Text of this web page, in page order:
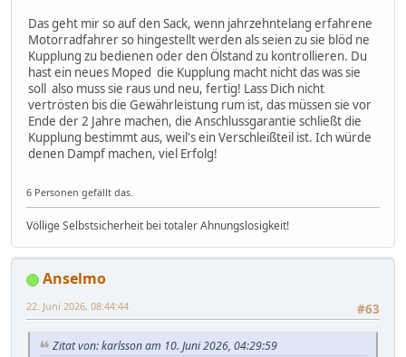
Das geht mir so auf den Sack, wenn jahrzehntelang erfahrene
Motorradfahrer so hingestellt werden als seien zu sie blöd ne
Kupplung zu bedienen oder den Ölstand zu kontrollieren. Du
hast ein neues Moped die Kupplung macht nicht das was sie
soll also muss sie raus und neu, fertig! Lass Dich nicht
vertrösten bis die Gewährleistung rum ist, das müssen sie vor
Ende der 2 Jahre machen, die Anschlussgarantie schließt die
Kupplung bestimmt aus, weil's ein Verschleißteil ist. Ich würde
denen Dampf machen, viel Erfolg!
6 Personen gefällt das.
Völlige Selbstsicherheit bei totaler Ahnungslosigkeit!
Anselmo
#63
22. Juni 2026, 08:44:44
Zitat von: karlsson am 10. Juni 2026, 04:29:59